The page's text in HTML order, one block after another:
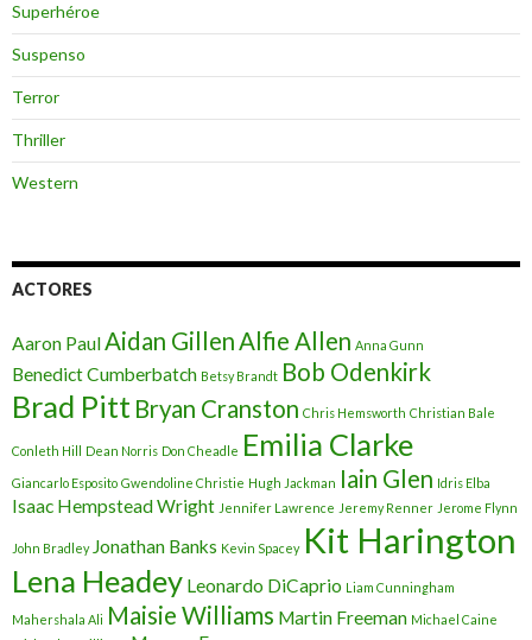
Superhéroe
Suspenso
Terror
Thriller
Western
ACTORES
Aaron PaulAidan GillenAlfie Allen Anna Gunn
Benedict Cumberbatch Betsy Brandt Bob Odenkirk
Brad Pitt Bryan Cranston Chris Hemsworth Christian Bale
Conleth Hill Dean Norris Don Cheadle Emilia Clarke
Giancarlo Esposito Gwendoline Christie Hugh Jackman Iain Glen Idris Elba
Isaac Hempstead Wright Jennifer Lawrence Jeremy Renner Jerome Flynn
John Bradley Jonathan Banks Kevin Spacey Kit Harington
Lena Headey Leonardo DiCaprio Liam Cunningham
Mahershala Ali Maisie Williams Martin Freeman Michael Caine